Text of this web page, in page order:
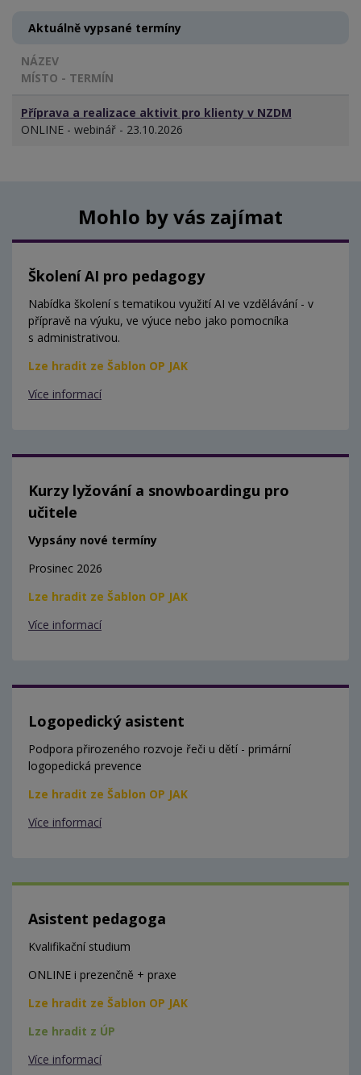
Aktuálně vypsané termíny
NÁZEV
MÍSTO - TERMÍN
Příprava a realizace aktivit pro klienty v NZDM
ONLINE - webinář - 23.10.2026
Mohlo by vás zajímat
Školení AI pro pedagogy
Nabídka školení s tematikou využití AI ve vzdělávání - v
přípravě na výuku, ve výuce nebo jako pomocníka
s administrativou.
Lze hradit ze Šablon OP JAK
Více informací
Kurzy lyžování a snowboardingu pro
učitele
Vypsány nové termíny
Prosinec 2026
Lze hradit ze Šablon OP JAK
Více informací
Logopedický asistent
Podpora přirozeného rozvoje řeči u dětí - primární
logopedická prevence
Lze hradit ze Šablon OP JAK
Více informací
Asistent pedagoga
Kvalifikační studium
ONLINE i prezenčně + praxe
Lze hradit ze Šablon OP JAK
Lze hradit z ÚP
Více informací